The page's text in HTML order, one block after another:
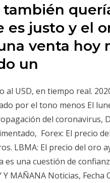
también
es justo y el
venta hoy
un
USD, en tiempo real.
por el tono menos El
del coronavirus,
Forex: El precio
LBMA: El precio del oro
una cuestión de
Y MAÑANA Noticias,